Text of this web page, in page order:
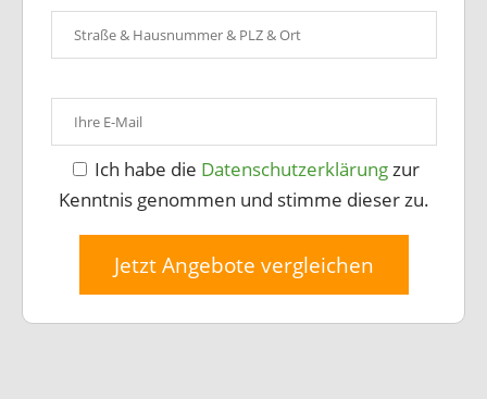
Ich habe die Datenschutzerklärungzur
Kenntnis genommen und stimme dieser zu.
Jetzt Angebote vergleichen